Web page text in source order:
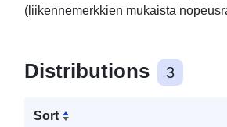
(liikennemerkkien mukaista
Distributions 3
Sort